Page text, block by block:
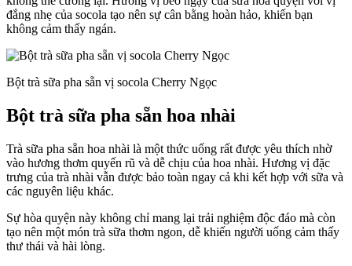
đắng nhẹ của socola tạo nên sự cân bằng hoàn hảo, khiến bạn
không cảm thấy ngán.
Bột trà sữa pha sẵn vị socola Cherry Ngọc
Bột trà sữa pha sẵn hoa nhài
Trà sữa pha sẵn hoa nhài là một thức uống rất được yêu thích nhờ
vào hương thơm quyến rũ và dễ chịu của hoa nhài. Hương vị đặc
trưng của trà nhài vẫn được bảo toàn ngay cả khi kết hợp với sữa và
các nguyên liệu khác.
Sự hòa quyện này không chỉ mang lại trải nghiệm độc đáo mà còn
tạo nên một món trà sữa thơm ngon, dễ khiến người uống cảm thấy
thư thái và hài lòng.